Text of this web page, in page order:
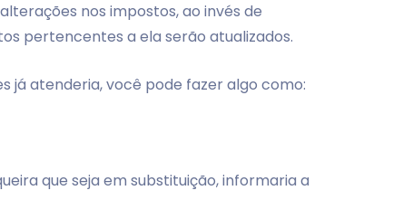
nos impostos, ao invés de
pertencentes a ela serão atualizados.
já atenderia, você pode fazer algo como:
que seja em substituição, informaria a